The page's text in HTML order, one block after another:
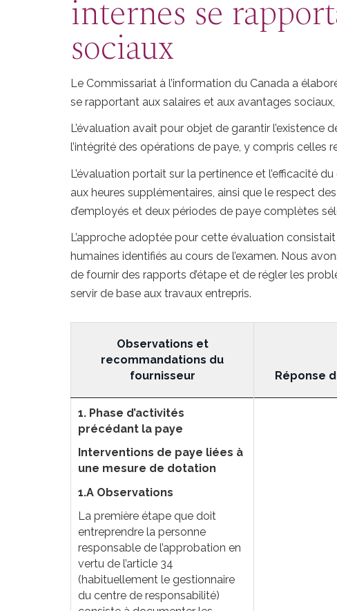
internes se
sociaux
Le Commissariat à l’information du Canada a
se rapportant aux salaires et aux avantages
L’évaluation avait pour objet de garantir
l’intégrité des opérations de paye, y compris celles
L’évaluation portait sur la pertinence et l’efficacité
aux heures supplémentaires, ainsi que le respect
d’employés et deux périodes de paye complètes
L’approche adoptée pour cette évaluation
humaines identifiés au cours de l’examen. Nous
de fournir des rapports d’étape et de régler les
servir de base aux travaux entrepris.
Observations et
recommandations du
fournisseur
Réponse
1. Phase d’activités
précédant la paye
Interventions de paye liées à
une mesure de dotation
1.A Observations
La première étape que doit
entreprendre la personne
responsable de l’approbation en
vertu de l’article 34
(habituellement le gestionnaire
du centre de responsabilité)